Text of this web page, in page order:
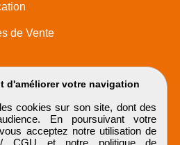
d'améliorer votre navigation
cookies sur son site, dont des
En poursuivant votre
acceptez notre utilisation de
CGU et notre politique de
de Vente